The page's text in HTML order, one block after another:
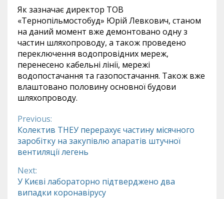
Як зазначає директор ТОВ
«Тернопільмостобуд» Юрій Левкович, станом
на даний момент вже демонтовано одну з
частин шляхопроводу, а також проведено
переключення водопровідних мереж,
перенесено кабельні лінії, мережі
водопостачання та газопостачання. Також вже
влаштовано половину основної будови
шляхопроводу.
Continue
Reading
Previous:
Колектив ТНЕУ перерахує частину місячного
заробітку на закупівлю апаратів штучної
вентиляції легень
Next:
У Києві лабораторно підтверджено два
випадки коронавірусу